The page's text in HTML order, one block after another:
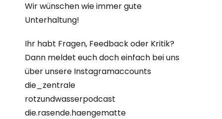
Wir wünschen wie immer gute
Unterhaltung!
Ihr habt Fragen, Feedback oder Kritik?
Dann meldet euch doch einfach bei uns
über unsere Instagramaccounts
die_zentrale
rotzundwasserpodcast
die.rasende.haengematte